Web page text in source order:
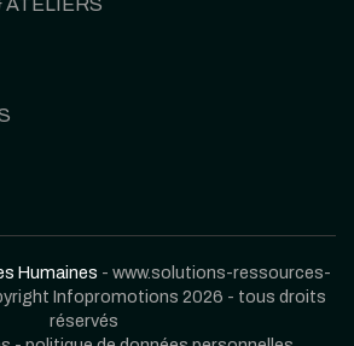
ATELIERS
Humaines - www.solutions-ressources-
Infopromotions 2026 - tous droits
réservés